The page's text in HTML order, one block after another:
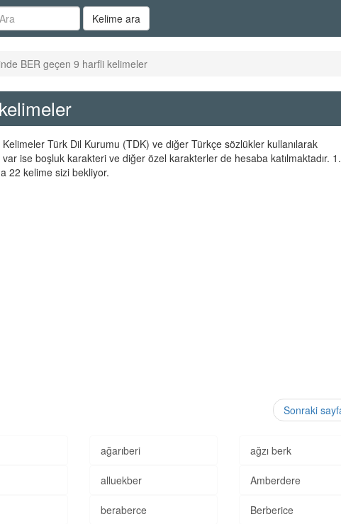
Kelime ara
BER geçen 9 harfli kelimeler
Türk Dil Kurumu (TDK) ve diğer Türkçe sözlükler kullanılarak
ise boşluk karakteri ve diğer özel karakterler de hesaba katılmaktadır. 1.
22 kelime sizi bekliyor.
Sonraki
ağarıberi ağzı berk
alluekber Amberdere
beraberce Berberice